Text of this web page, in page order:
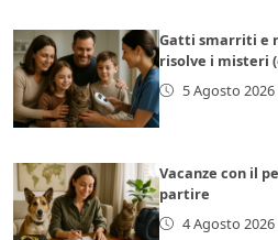
Gatti smarriti e
risolve i misteri
5 Agosto 2026
Vacanze con il
partire
4 Agosto 2026